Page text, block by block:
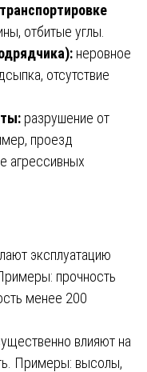
отбитые углы.
неровное
отсутствие
разрушение от
проезд
агрессивных
эксплуатацию
прочность
менее 200
влияют на
Примеры: высолы,